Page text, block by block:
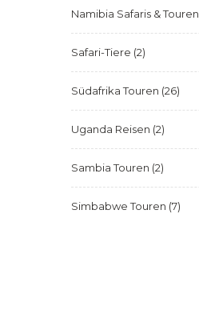
Namibia Safaris & Touren
Safari-Tiere (2)
Südafrika Touren (26)
Uganda Reisen (2)
Sambia Touren (2)
Simbabwe Touren (7)